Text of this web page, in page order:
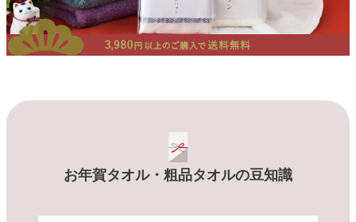
お年賀タオル・粗品タオルの豆知識